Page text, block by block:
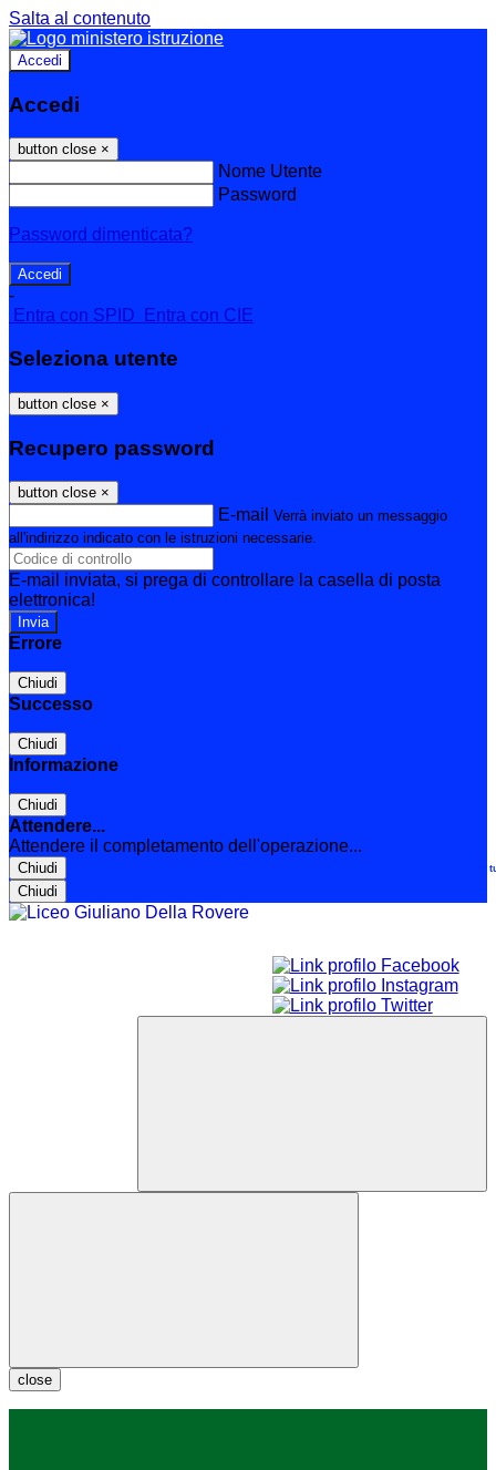
Salta al contenuto
Accedi
Accedi
button close ×
Nome Utente
Password
Password dimenticata?
-
Entra con SPID
Entra con CIE
Seleziona utente
button close ×
Recupero password
button close ×
E-mail Verrà inviato un messaggio
all'indirizzo indicato con le istruzioni necessarie.
E-mail inviata, si prega di controllare la casella di posta
elettronica!
Errore
Chiudi
Successo
Chiudi
Informazione
Chiudi
Attendere...
Attendere il completamento dell'operazione...
Chiudi
Chiudi
Le
close